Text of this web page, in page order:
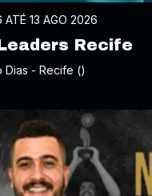
ATÉ 13 AGO 2026
Recife
Dias - Recife ()